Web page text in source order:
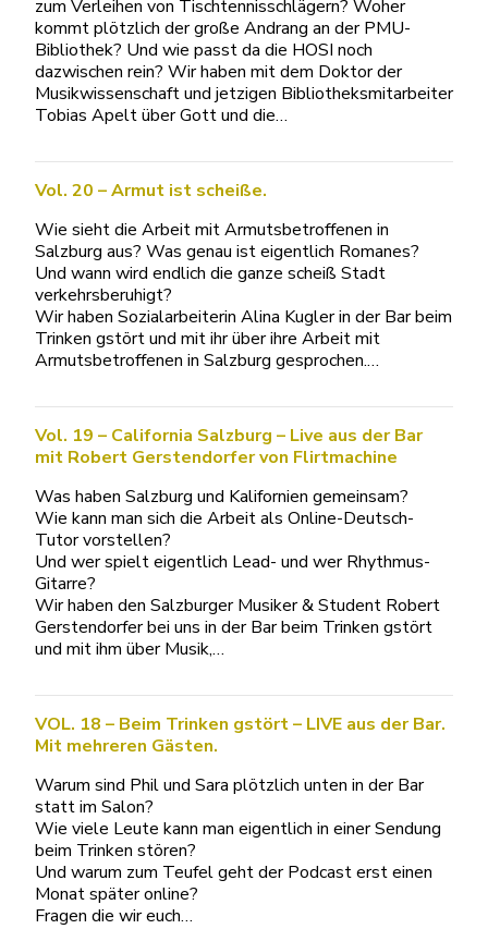
zum Verleihen von Tischtennisschlägern? Woher
kommt plötzlich der große Andrang an der PMU-
Bibliothek? Und wie passt da die HOSI noch
dazwischen rein? Wir haben mit dem Doktor der
Musikwissenschaft und jetzigen Bibliotheksmitarbeiter
Tobias Apelt über Gott und die…
Vol. 20 – Armut ist scheiße.
Wie sieht die Arbeit mit Armutsbetroffenen in
Salzburg aus? Was genau ist eigentlich Romanes?
Und wann wird endlich die ganze scheiß Stadt
verkehrsberuhigt?
Wir haben Sozialarbeiterin Alina Kugler in der Bar beim
Trinken gstört und mit ihr über ihre Arbeit mit
Armutsbetroffenen in Salzburg gesprochen.…
Vol. 19 – California Salzburg – Live aus der Bar
mit Robert Gerstendorfer von Flirtmachine
Was haben Salzburg und Kalifornien gemeinsam?
Wie kann man sich die Arbeit als Online-Deutsch-
Tutor vorstellen?
Und wer spielt eigentlich Lead- und wer Rhythmus-
Gitarre?
Wir haben den Salzburger Musiker & Student Robert
Gerstendorfer bei uns in der Bar beim Trinken gstört
und mit ihm über Musik,…
VOL. 18 – Beim Trinken gstört – LIVE aus der Bar.
Mit mehreren Gästen.
Warum sind Phil und Sara plötzlich unten in der Bar
statt im Salon?
Wie viele Leute kann man eigentlich in einer Sendung
beim Trinken stören?
Und warum zum Teufel geht der Podcast erst einen
Monat später online?
Fragen die wir euch…